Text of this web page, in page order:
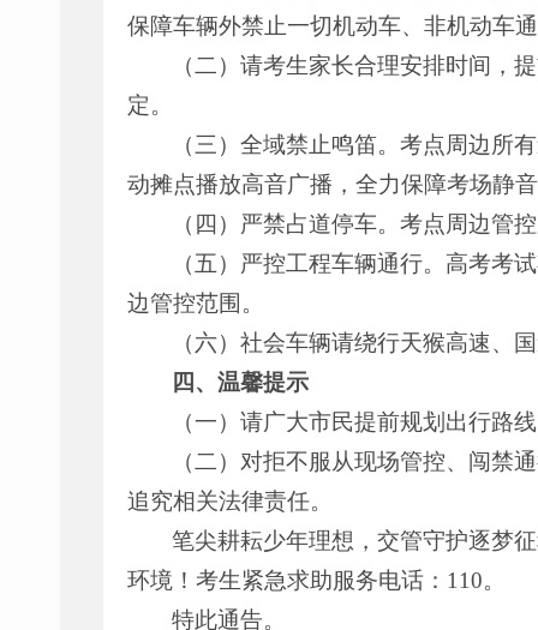
保障车辆外禁止一切机动车、非机动车
（二）请考生家长合理安排时间，
定。
（三）全域禁止鸣笛。考点周边所
动摊点播放高音广播，全力保障考场静
（四）严禁占道停车。考点周边管
（五）严控工程车辆通行。高考考
边管控范围。
（六）社会车辆请绕行天猴高速、
四、温馨提示
（一）请广大市民提前规划出行路
（二）对拒不服从现场管控、闯禁
追究相关法律责任。
笔尖耕耘少年理想，交管守护逐梦
环境！考生紧急求助服务电话：110。
特此通告。